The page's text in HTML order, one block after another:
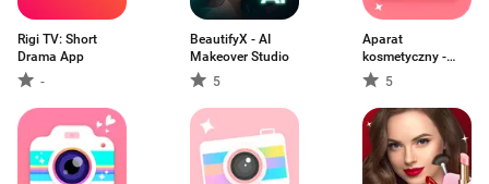
Rigi TV: Short
Drama App
-
BeautifyX - AI
Makeover Studio
5
Aparat
kosmetyczny -
selfie5